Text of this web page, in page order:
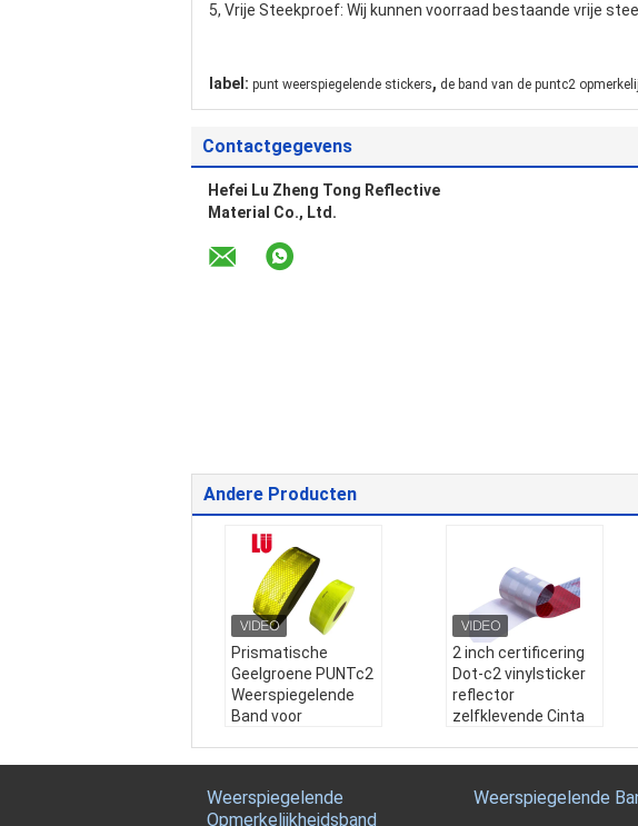
5, Vrije Steekproef: Wij kunnen voorraad bestaande vrije
label: punt weerspiegelende stickers, de band van de puntc2
Contactgegevens
Hefei Lu Zheng Tong Reflective
Material Co., Ltd.
Andere Producten
Prismatische
Geelgroene PUNTc2
Weerspiegelende
Band voor
levertijd:1-2 weken
Materiaal:PC van W
2 inch certificering
Dot-c2 vinylsticker
reflector
zelfklevende Cinta
Naam:2 inch certifi
Weerspiegelende
Opmerkelijkheidsband
Weerspiegelende